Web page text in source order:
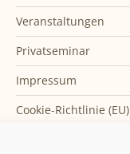
Veranstaltungen
Privatseminar
Impressum
Cookie-Richtlinie (EU)